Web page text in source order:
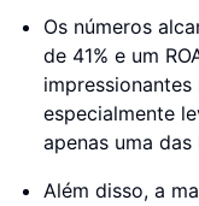
Os números
de 41% e um
especialmente
apenas uma
Além disso, a